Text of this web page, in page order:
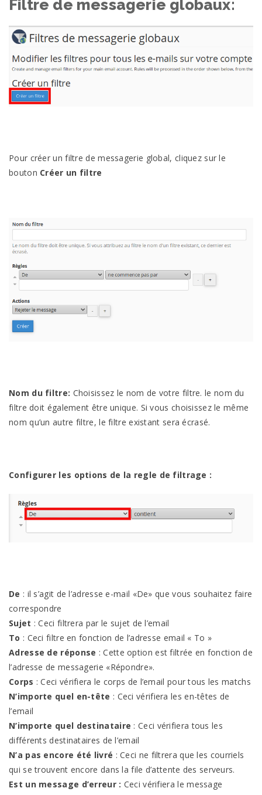
Filtre de messagerie globaux:
Pour créer un filtre de messagerie global, cliquez sur le
bouton Créer un filtre
Nom du filtre: Choisissez le nom de votre filtre. le nom du
filtre doit également être unique. Si vous choisissez le même
nom qu’un autre filtre, le filtre existant sera écrasé.
Configurer les options de la regle de filtrage :
De : il s’agit de l’adresse e-mail «De» que vous souhaitez faire
correspondre
Sujet : Ceci filtrera par le sujet de l’email
To : Ceci filtre en fonction de l’adresse email « To »
Adresse de réponse : Cette option est filtrée en fonction de
l’adresse de messagerie «Répondre».
Corps : Ceci vérifiera le corps de l’email pour tous les matchs
N’importe quel en-tête : Ceci vérifiera les en-têtes de
l’email
N’importe quel destinataire : Ceci vérifiera tous les
différents destinataires de l’email
N’a pas encore été livré : Ceci ne filtrera que les courriels
qui se trouvent encore dans la file d’attente des serveurs.
Est un message d’erreur : Ceci vérifiera le message